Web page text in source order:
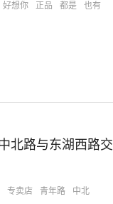
好想你 正品 都是 也有
北路与东湖西路交
专卖店 青年路
中北